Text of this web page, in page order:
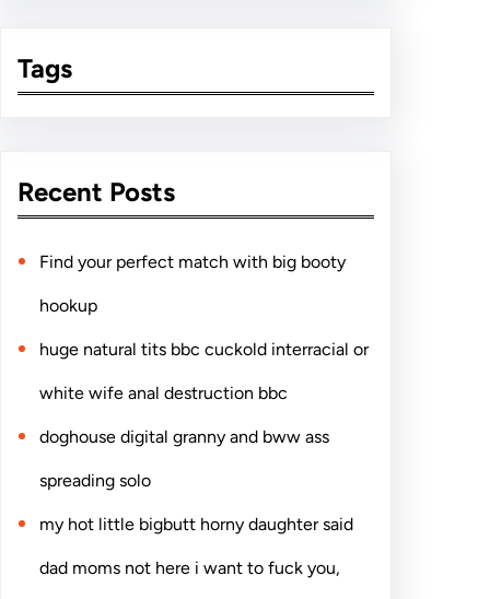
Tags
Recent Posts
Find your perfect match with big booty
hookup
huge natural tits bbc cuckold interracial or
white wife anal destruction bbc
doghouse digital granny and bww ass
spreading solo
my hot little bigbutt horny daughter said
dad moms not here i want to fuck you,